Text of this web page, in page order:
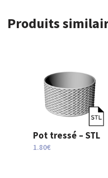
Produits
Pot tressé – STL
1.80€